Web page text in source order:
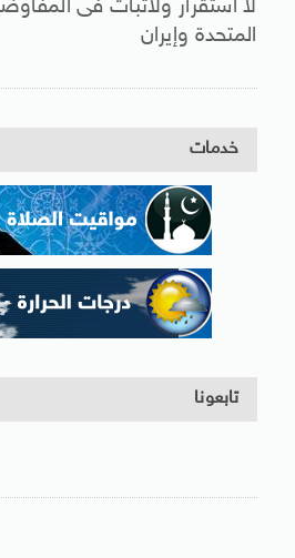
لا استقرار ولاثبات فى
المتحدة وإيران
خدمات
تابعونا